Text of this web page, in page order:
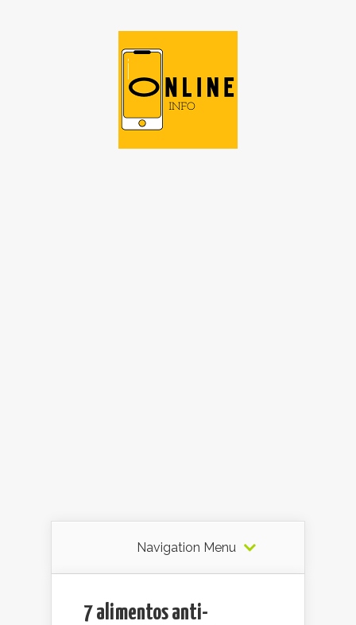
Navigation Menu
7 alimentos anti-